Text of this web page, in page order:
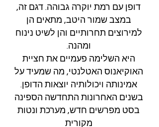
דופן עם רמת יוקרה גבוהה. דגם זה,
במצב שמור היטב, מתאים הן
למירוצים תחרותיים והן לשיט נינוח
ומהנה.
היא השלימה פעמיים את חציית
האוקיאנוס האטלנטי, מה שמעיד על
אמינותה ויכולותיה יוצאות הדופן.
בשנים האחרונות התחדשה הספינה
בסט מפרשים חדש, מערכת ונטות
מקורית